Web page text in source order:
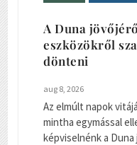
A Duna
eszközökről
dönteni
aug 8, 2026
Az elmúlt napok
mintha egymással
képviselnénk a Duna